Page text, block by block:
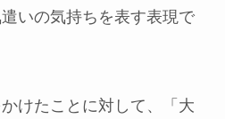
いの気持ちを表す表現で
けたことに対して、「大